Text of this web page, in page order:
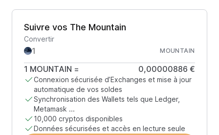
Suivre vos The Mountain
Convertir
MOUNTAIN
1 MOUNTAIN = 0,00000886 €
Connexion sécurisée d’Exchanges et mise à jour
automatique de vos soldes
Synchronisation des Wallets tels que Ledger,
Metamask ...
10,000 cryptos disponibles
Données sécurisées et accès en lecture seule